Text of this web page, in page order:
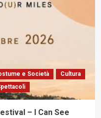
e Società
Cultura
– I Can See